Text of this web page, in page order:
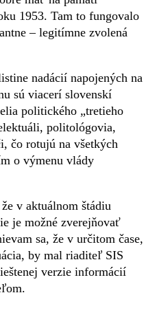
1953. Tam to fungovalo
– legitímne zvolená
nadácií napojených na
sú viacerí slovenskí
politického „tretieho
politológovia,
čo rotujú na všetkých
o výmenu vlády
v aktuálnom štádiu
je možné zverejňovať
sa, že v určitom čase,
by mal riaditeľ SIS
verzie informácií